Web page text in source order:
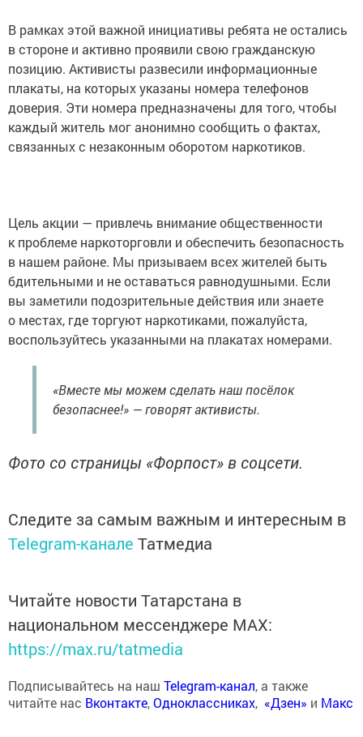
В рамках этой важной инициативы ребята не остались
в стороне и активно проявили свою гражданскую
позицию. Активисты развесили информационные
плакаты, на которых указаны номера телефонов
доверия. Эти номера предназначены для того, чтобы
каждый житель мог анонимно сообщить о фактах,
связанных с незаконным оборотом наркотиков.
Цель акции — привлечь внимание общественности
к проблеме наркоторговли и обеспечить безопасность
в нашем районе. Мы призываем всех жителей быть
бдительными и не оставаться равнодушными. Если
вы заметили подозрительные действия или знаете
о местах, где торгуют наркотиками, пожалуйста,
воспользуйтесь указанными на плакатах номерами.
«Вместе мы можем сделать наш посёлок
безопаснее!» — говорят активисты.
Фото со страницы «Форпост» в соцсети.
Следите за самым важным и интересным в
Telegram-канале Татмедиа
Читайте новости Татарстана в
национальном мессенджере MАХ:
https://max.ru/tatmedia
Подписывайтесь на наш Telegram-канал, а также
читайте нас Вконтакте,Одноклассниках, «Дзен» и Макс